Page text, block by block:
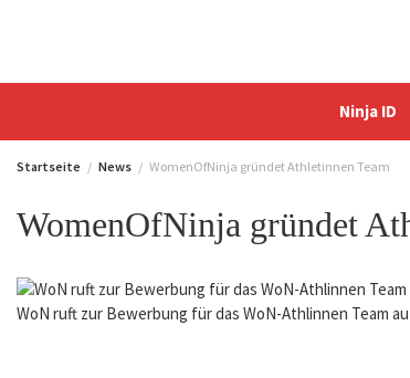
Ninja ID
Startseite News WomenOfNinja gründet Athletinnen Team
WomenOfNinja gründet
WoN ruft zur Bewerbung für das WoN-Athlinnen Team